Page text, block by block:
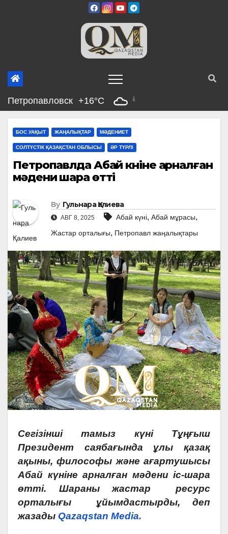
Петропавловск +16°C
БОС УАҚЫТ ЖАҢАЛЫҚТАР МӘДЕНИЕТ
СОЛТҮСТІК ҚАЗАҚСТАН ОБЛЫСЫ ӘР ТҮРЛІ
Петропавлда Абай күніне арналған
мәдени шара өтті
By Гульнара Қалиева
АВГ 8, 2025 Абай күні, Абай мұрасы,
Жастар орталығы, Петропавл жаңалықтары
Сегізінші тамыз күні Тұңғыш
Президент саябағында ұлы қазақ
ақыны, философы және ағартушысы
Абай күніне арналған мәдени іс-шара
өтті. Шараны жастар ресурс
орталығы ұйымдастырды, деп
жазады Qazaqstan Media.